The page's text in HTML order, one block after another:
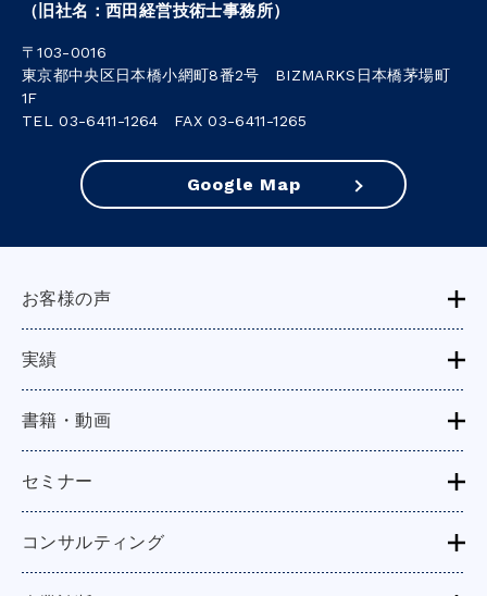
（旧社名：西田経営技術士事務所）
〒103-0016
東京都中央区日本橋小網町8番2号 BIZMARKS日本橋茅場町
1F
TEL 03-6411-1264 FAX 03-6411-1265
Google Map
お客様の声
実績
書籍・動画
セミナー
コンサルティング